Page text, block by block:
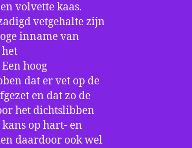
volvette kaas.
vetgehalte zijn
inname van
hoog
dat er vet op de
en dat zo de
het dichtslibben
op hart- en
daardoor ook wel